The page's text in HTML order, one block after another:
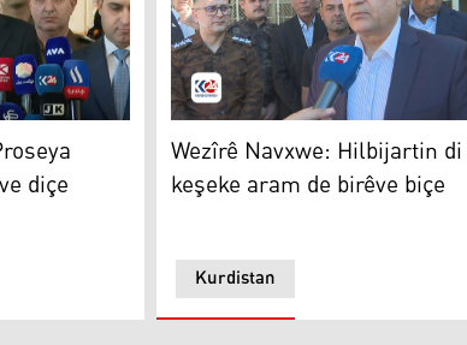
kir
dengdanê bi başî birêve diçe
diçe
Wezîrê Navxwe: Hilbijartin di
Kurdistan
Wezîrê Navxwe: Hilbijartin di
keşeke aram de birêve biçe